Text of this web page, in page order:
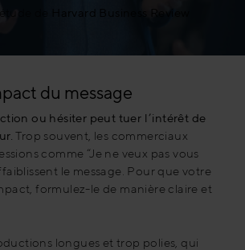
de Harvard Business Review
du message
ou hésiter peut tuer l’intérêt de
Trop souvent, les commerciaux
comme “Je ne veux pas vous
le message. Pour que votre
formulez-le de manière claire et
longues et trop polies, qui